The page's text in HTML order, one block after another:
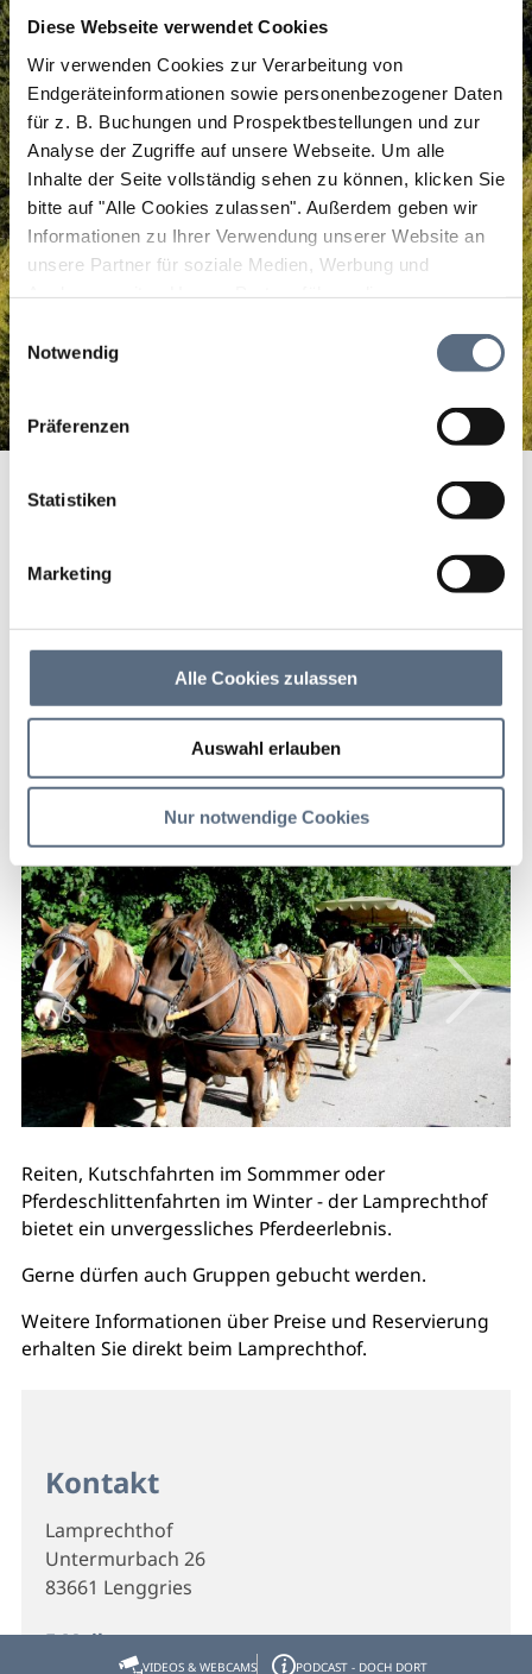
Diese Webseite verwendet Cookies
Wir verwenden Cookies zur Verarbeitung von
Endgeräteinformationen sowie personenbezogener Daten
für z. B. Buchungen und Prospektbestellungen und zur
Analyse der Zugriffe auf unsere Webseite. Um alle
Inhalte der Seite vollständig sehen zu können, klicken Sie
bitte auf "Alle Cookies zulassen". Außerdem geben wir
Informationen zu Ihrer Verwendung unserer Website an
unsere Partner für soziale Medien, Werbung und
zusammen, die Sie ihnen bereitgestellt haben oder die
sie im Rahmen Ihrer Nutzung der Dienste gesammelt
Einwilligungsauswahl
Notwendig
Präferenzen
Statistiken
Marketing
Alle Cookies zulassen
Auswahl erlauben
Nur notwendige Cookies
Pferdeschlitten-/ Kutschfahrten Lamprechthof Lenggries -
Pferdeschlitten-/
Kutschfahrten
Lamprechthof Lenggries -
Wegscheid
Pferdeschlitten-/ Kutschfahrten Lamprechthof
Lenggries - Wegscheid
Reiten, Kutschfahrten im Sommmer oder
Pferdeschlittenfahrten im Winter - der Lamprechthof
bietet ein unvergessliches Pferdeerlebnis.
Gerne dürfen auch Gruppen gebucht werden.
Weitere Informationen über Preise und Reservierung
erhalten Sie direkt beim Lamprechthof.
Kontakt
Lamprechthof
Untermurbach 26
83661 Lenggries
E-Mail
info@lamprechthof.com
VIDEOS & WEBCAMS PODCAST - DOCH DORT